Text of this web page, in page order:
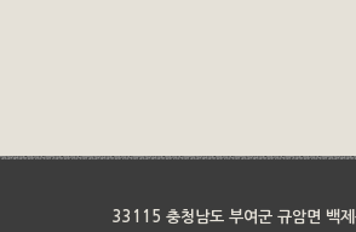
33115 충청남도 부여군 규암면 백